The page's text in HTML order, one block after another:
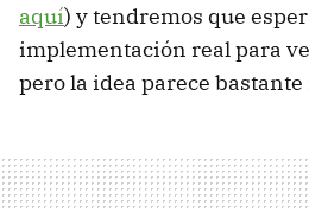
aquí) y tendremos que
implementación real para
pero la idea parece